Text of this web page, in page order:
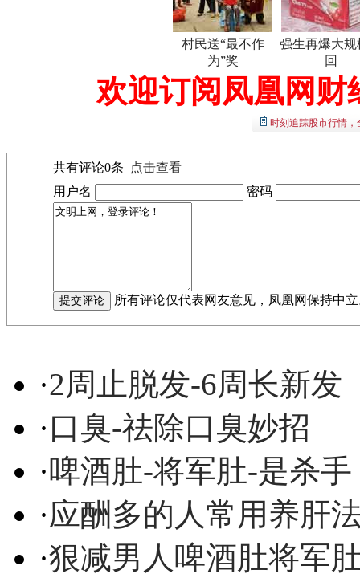
村民送“最不作
为”奖
强生再爆大规
回
欢迎订阅凤凰网财
时刻追踪股市行情
共有评论0条
点击查看
用户名
密码
所有评论仅代表网友意见，凤凰网保持中
·2周止脱发-6周长新发
·口臭-祛除口臭妙招
·啤酒肚-将军肚-是杀手
·应酬多的人常用养肝
·狠减男人啤酒肚将军